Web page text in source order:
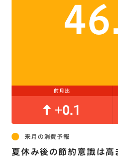
前月比
+0.1
来月の消費予報
夏休み後の節約意識は高